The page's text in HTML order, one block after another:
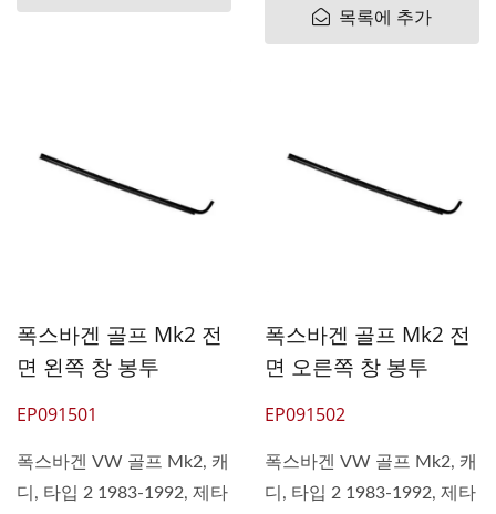
목록에 추가
폭스바겐 골프 Mk2 전
면 왼쪽 창 봉투
EP091501
폭스바겐 VW 골프 Mk2, 캐
디, 타입 2 1983-1992, 제타
폭스바겐 골프 Mk2 전
면 오른쪽 창 봉투
EP091502
폭스바겐 VW 골프 Mk2, 캐
디, 타입 2 1983-1992, 제타